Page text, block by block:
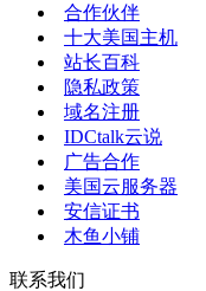
合作伙伴
十大美国主机
站长百科
隐私政策
域名注册
IDCtalk云说
广告合作
美国云服务器
安信证书
木鱼小铺
联系我们